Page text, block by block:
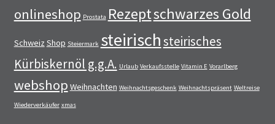
onlineshop Prostata Rezeptschwarzes Gold
Schweiz Shop Steiermark steirischsteirisches
Kürbiskernöl g.g.A. Urlaub Verkaufsstelle Vitamin E Vorarlberg
webshop Weihnachten Weihnachtsgeschenk Weihnachtspräsent Weltreise
Wiederverkäufer xmas